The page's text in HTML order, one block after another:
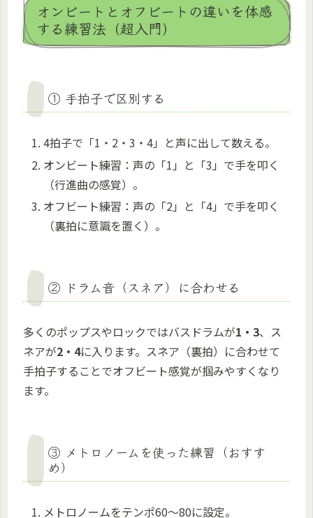
オンビートとオフビートの違いを体感
する練習法（超入門）
① 手拍子で区別する
4拍子で「1・2・3・4」と声に出して数える。
オンビート練習：声の「1」と「3」で手を叩く
（行進曲の感覚）。
オフビート練習：声の「2」と「4」で手を叩く
（裏拍に意識を置く）。
② ドラム音（スネア）に合わせる
多くのポップスやロックではバスドラムが1・3、ス
ネアが2・4に入ります。スネア（裏拍）に合わせて
手拍子することでオフビート感覚が掴みやすくなり
ます。
③ メトロノームを使った練習（おすす
め）
メトロノームをテンポ60〜80に設定。